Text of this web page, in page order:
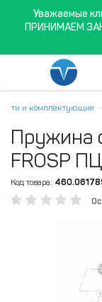
Уважаемые
ПРИНИМАЕМ
и комплектующие
Пружина
FROSP
Код товара: